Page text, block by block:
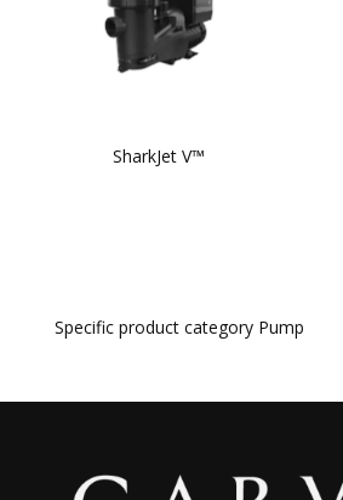
SharkJet V™
Specific product category Pump